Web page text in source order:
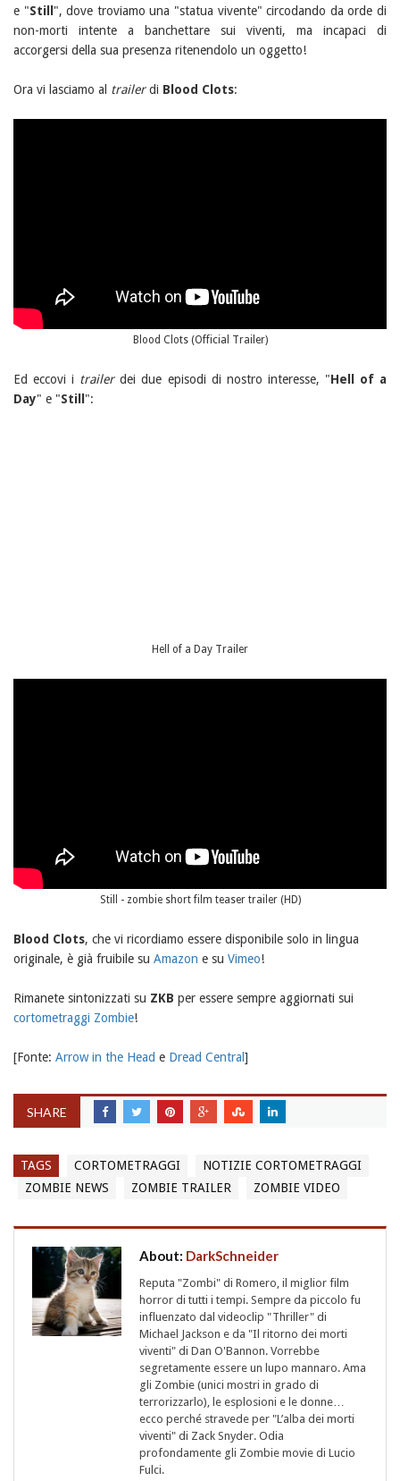
e "Still ", dove troviamo una "statua vivente" circodando da orde di
non-morti intente a banchettare sui viventi, ma incapaci di
accorgersi della sua presenza ritenendolo un oggetto!
Ora vi lasciamo al trailerdi Blood Clots:
Blood Clots (Official Trailer)
Ed eccovi i trailerdei due episodi di nostro interesse, "Hell of a
Day" e "Still ":
Hell of a Day Trailer
Still - zombie short film teaser trailer (HD)
Blood Clots, che vi ricordiamo essere disponibile solo in lingua
originale, è già fruibile su Amazon e su Vimeo!
Rimanete sintonizzati su ZKB per essere sempre aggiornati sui
cortometraggi Zombie!
[Fonte: Arrow in the Head e Dread Central ]
SHARE
TAGS CORTOMETRAGGI
NOTIZIE CORTOMETRAGGI
ZOMBIE NEWS
ZOMBIE TRAILER ZOMBIE VIDEO
About: DarkSchneider
Reputa "Zombi" di Romero, il miglior film
horror di tutti i tempi. Sempre da piccolo fu
influenzato dal videoclip "Thriller" di
Michael Jackson e da "Il ritorno dei morti
viventi" di Dan O'Bannon. Vorrebbe
segretamente essere un lupo mannaro. Ama
gli Zombie (unici mostri in grado di
terrorizzarlo), le esplosioni e le donne…
ecco perché stravede per "L’alba dei morti
viventi" di Zack Snyder. Odia
profondamente gli Zombie movie di Lucio
Fulci.